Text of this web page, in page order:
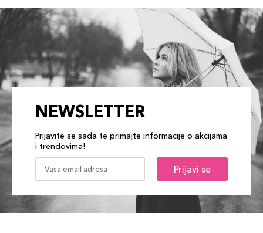
NEWSLETTER
Prijavite se sada te primajte informacije o akcijama
i trendovima!
Prijavi se